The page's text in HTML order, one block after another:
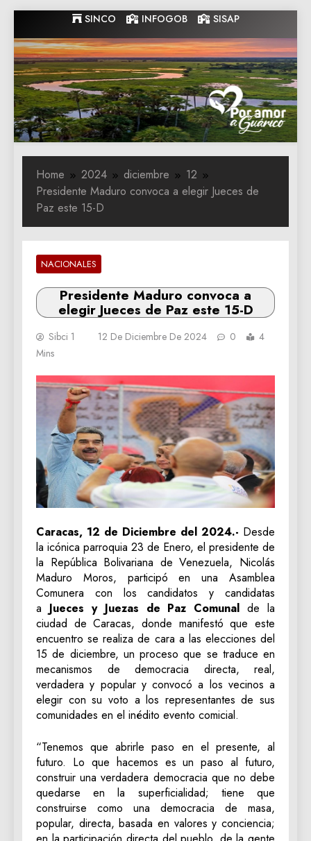
to
content
SINCO INFOGOB SISAP
Gobernacion
de Guarico
Gobernacion de Guarico
Home 2024 diciembre
12
Presidente Maduro convoca a elegir Jueces de
Paz este 15-D
NACIONALES
Presidente Maduro convoca a
elegir Jueces de Paz este 15-D
Sibci 1 12 De Diciembre De 2024 0
4
Mins
Caracas, 12 de Diciembre del 2024.- Desde
la icónica parroquia 23 de Enero, el presidente de
la República Bolivariana de Venezuela, Nicolás
Maduro Moros, participó en una Asamblea
Comunera con los candidatos y candidatas
a Jueces y Juezas de Paz Comunal de la
ciudad de Caracas, donde manifestó que este
encuentro se realiza de cara a las elecciones del
15 de diciembre, un proceso que se traduce en
mecanismos de democracia directa, real,
verdadera y popular y convocó a los vecinos a
elegir con su voto a los representantes de sus
comunidades en el inédito evento comicial.
“Tenemos que abrirle paso en el presente, al
futuro. Lo que hacemos es un paso al futuro,
construir una verdadera democracia que no debe
quedarse en la superficialidad; tiene que
construirse como una democracia de masa,
popular, directa, basada en valores y conciencia;